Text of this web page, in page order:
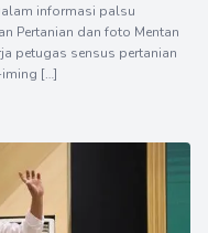
informasi palsu
Pertanian dan foto Mentan
petugas sensus pertanian
[…]